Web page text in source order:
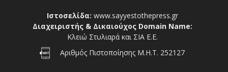
Ιστοσελίδα: www.sayyestothepress.gr
Διαχειριστής & Δικαιούχος Domain Name:
Κλειώ Στυλιαρά και ΣΙΑ Ε.Ε.
Αριθμός Πιστοποίησης Μ.Η.Τ. 252127